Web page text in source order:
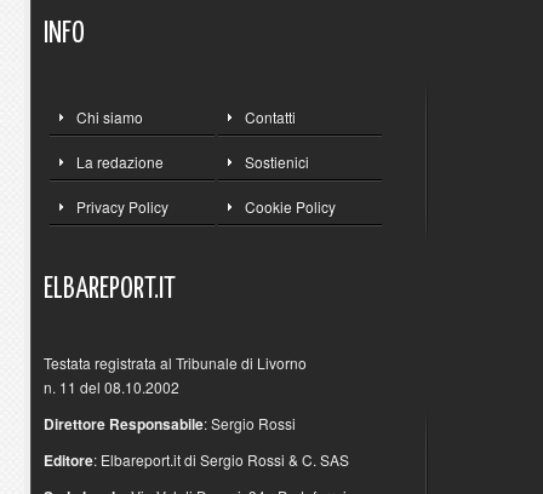
INFO
Chi siamo Contatti
La redazione Sostienici
Privacy Policy Cookie Policy
ELBAREPORT.IT
Testata registrata al Tribunale di Livorno
n. 11 del 08.10.2002
Direttore Responsabile: Sergio Rossi
Editore: Elbareport.it di Sergio Rossi & C. SAS